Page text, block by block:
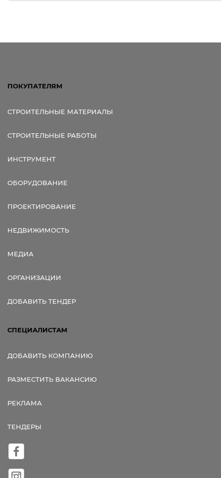
ПОКУПАТЕЛЯМ
СТРОИТЕЛЬНЫЕ МАТЕРИАЛЫ
СТРОИТЕЛЬНЫЕ РАБОТЫ
ИНСТРУМЕНТ
ОБОРУДОВАНИЕ
ПРОЕКТИРОВАНИЕ
НЕДВИЖИМОСТЬ
МЕДИА
ОРГАНИЗАЦИИ
ДОБАВИТЬ ТЕНДЕР
СПЕЦИАЛИСТАМ
ДОБАВИТЬ КОМПАНИЮ
РАЗМЕСТИТЬ ВАКАНСИЮ
РЕКЛАМА
ТЕНДЕРЫ